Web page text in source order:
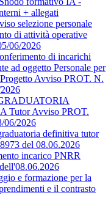
+ allegati
selezione personale
di attività operative
06/2026
di incarichi
ad oggetto Personale per
Avviso PROT. N.
Tutor Avviso PROT.
06/2026
definitiva tutor
del 08.06.2026
incarico PNRR
e formazione per la
e il contrasto